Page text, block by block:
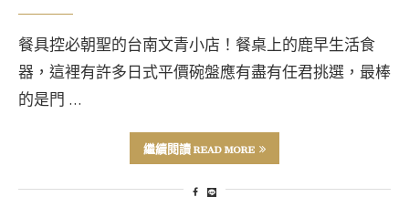
餐具控必朝聖的台南文青小店！餐桌上的鹿早生活食
器，這裡有許多日式平價碗盤應有盡有任君挑選，最棒
的是門 …
繼續閱讀 READ MORE